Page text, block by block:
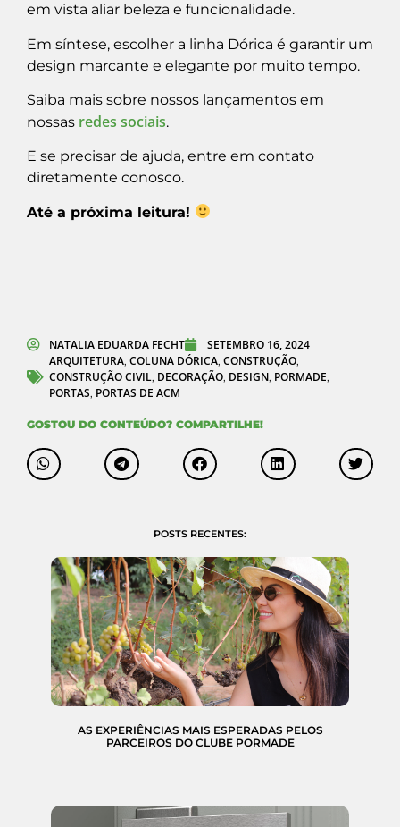
em vista aliar beleza e funcionalidade.
Em síntese, escolher a linha Dórica é garantir um
design marcante e elegante por muito tempo.
Saiba mais sobre nossos lançamentos em
nossas redes sociais.
E se precisar de ajuda, entre em contato
diretamente conosco.
Até a próxima leitura!
NATALIA EDUARDA FECHT
SETEMBRO 16, 2024
ARQUITETURA, COLUNA DÓRICA, CONSTRUÇÃO,
CONSTRUÇÃO CIVIL, DECORAÇÃO, DESIGN, PORMADE,
PORTAS, PORTAS DE ACM
GOSTOU DO CONTEÚDO? COMPARTILHE!
POSTS RECENTES:
AS EXPERIÊNCIAS MAIS ESPERADAS PELOS
PARCEIROS DO CLUBE PORMADE